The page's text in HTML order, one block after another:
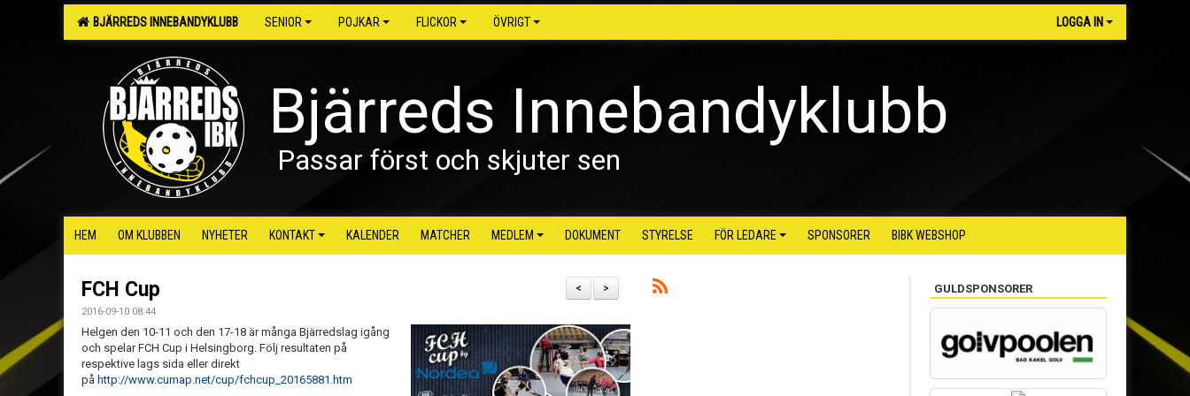
BJÄRREDS INNEBANDYKLUBB SENIOR POJKAR FLICKOR ÖVRIGT LOGGA IN
Bjärreds Innebandyklubb
Passar först och skjuter sen
HEM OM KLUBBEN NYHETER KONTAKT KALENDER MATCHER MEDLEM DOKUMENT STYRELSE FÖR LEDARE SPONSORER BIBK WEBSHOP
>
<
FCH Cup
2016-09-10 08:44
Helgen den 10-11 och den 17-18 är många Bjärredslag igång
och spelar FCH Cup i Helsingborg. Följ resultaten på
respektive lags sida eller direkt
på http://www.cumap.net/cup/fchcup_20165881.htm
GULDSPONSORER